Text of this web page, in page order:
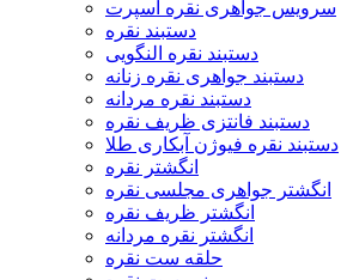
سرویس جواهری نقره اسپرت
دستبند نقره
دستبند نقره النگویی
دستبند جواهری نقره زنانه
دستبند نقره مردانه
دستبند فانتزی ظریف نقره
دستبند نقره فیوژن آبکاری طلا
انگشتر نقره
انگشتر جواهری مجلسی نقره
انگشتر ظریف نقره
انگشتر نقره مردانه
حلقه ست نقره